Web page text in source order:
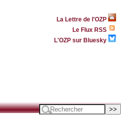
La Lettre de l'OZP
Le Flux RSS
L'OZP sur Bluesky